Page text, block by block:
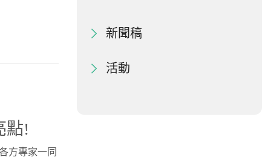
點!
方專家一同
新聞稿
活動